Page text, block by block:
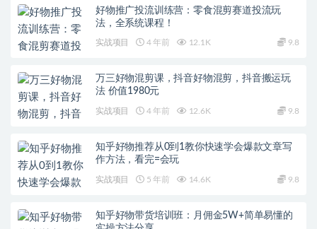
好物推广投流训练营：零食混剪赛道投流玩
法，全系统课程！
实战项目 4 年前 12.1K 9.8
万三好物混剪课，抖音好物混剪，抖音搬运玩
法 价值1980元
实战项目 4 年前 12.6K 9.8
知乎好物推荐从0到1教你快速学会爆款文章写
作方法，看完=会玩
实战项目 5 年前 14.6K 9.8
知乎好物带货培训班：月佣金5W+简单易懂的